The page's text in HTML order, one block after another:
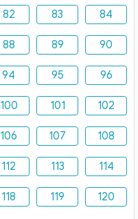
82 83 84
88 89 90
94 95 96
100 101 102
106 107 108
112 113 114
118 119 120